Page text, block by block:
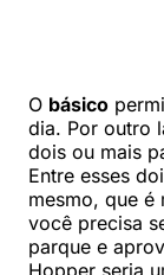
O básico
dia. Por outro
dois ou mais
Entre esses
mesmo, que é
você precisa
parque e